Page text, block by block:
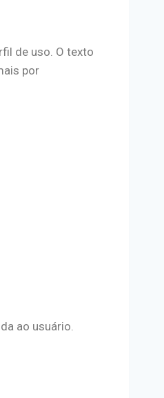
de uso. O texto
por
ao usuário.